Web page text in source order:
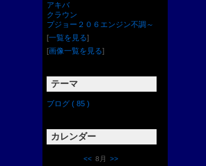
アキバ
クラウン
プジョー２０６エンジン不調～
[一覧を見る]
[画像一覧を見る]
テーマ
ブログ ( 85 )
カレンダー
<< 8月
>>